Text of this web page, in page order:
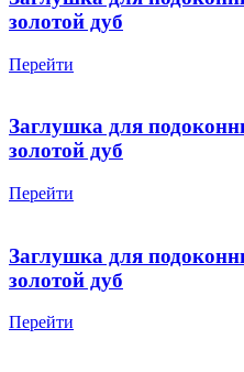
золотой дуб
Перейти
Заглушка для
золотой дуб
Перейти
Заглушка для
золотой дуб
Перейти